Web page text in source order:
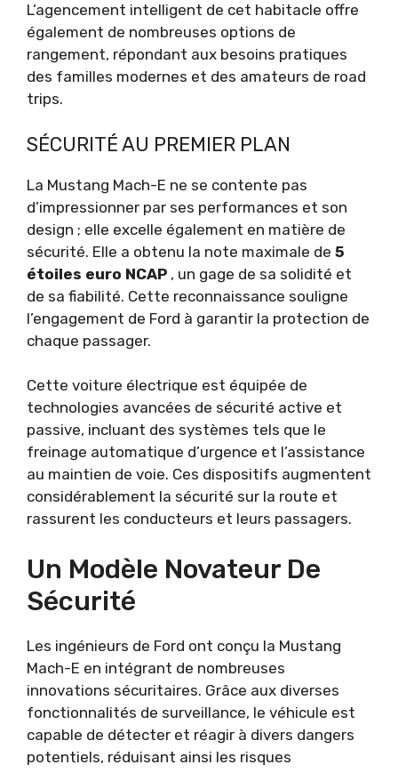
L’agencement intelligent de cet habitacle offre
également de nombreuses options de
rangement, répondant aux besoins pratiques
des familles modernes et des amateurs de road
trips.
SÉCURITÉ AU PREMIER PLAN
La Mustang Mach-E ne se contente pas
d’impressionner par ses performances et son
design ; elle excelle également en matière de
sécurité. Elle a obtenu la note maximale de 5
étoiles euro NCAP , un gage de sa solidité et
de sa fiabilité. Cette reconnaissance souligne
l’engagement de Ford à garantir la protection de
chaque passager.
Cette voiture électrique est équipée de
technologies avancées de sécurité active et
passive, incluant des systèmes tels que le
freinage automatique d’urgence et l’assistance
au maintien de voie. Ces dispositifs augmentent
considérablement la sécurité sur la route et
rassurent les conducteurs et leurs passagers.
Un Modèle Novateur De
Sécurité
Les ingénieurs de Ford ont conçu la Mustang
Mach-E en intégrant de nombreuses
innovations sécuritaires. Grâce aux diverses
fonctionnalités de surveillance, le véhicule est
capable de détecter et réagir à divers dangers
potentiels, réduisant ainsi les risques